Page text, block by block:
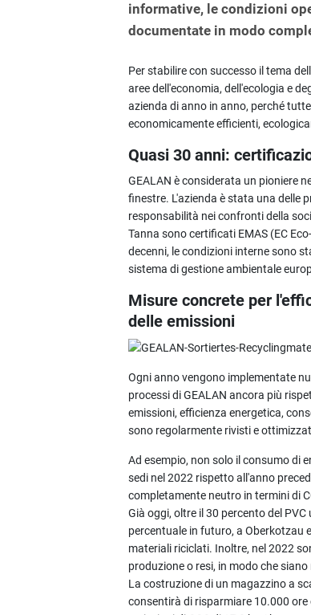
informative, le condizioni
documentate in modo
Per stabilire con successo il tema
aree dell'economia, dell'ecologia e
azienda di anno in anno, perché
economicamente efficienti,
Quasi 30 anni:
GEALAN è considerata un pioniere
finestre. L'azienda è stata una delle
responsabilità nei confronti della
Tanna sono certificati EMAS (EC
decenni, le condizioni interne sono
sistema di gestione ambientale
Misure concrete per
delle emissioni
Ogni anno vengono implementate
processi di GEALAN ancora più
emissioni, efficienza energetica,
sono regolarmente rivisti e
Ad esempio, non solo il consumo di
sedi nel 2022 rispetto all'anno
completamente neutro in termini di
Già oggi, oltre il 30 percento del
percentuale in futuro, a Oberkotzau
materiali riciclati. Inoltre, nel 2022
produzione o resi, in modo che
La costruzione di un magazzino a
consentirà di risparmiare 10.000